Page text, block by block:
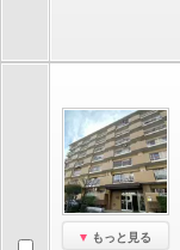
もっと見る